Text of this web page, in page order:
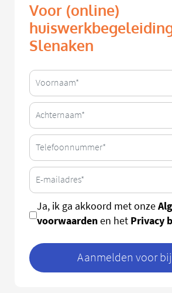
Voor (online)
Slenaken
Ja, ik ga akkoord met onze
voorwaardenen het Privacy
Aanmelden voor